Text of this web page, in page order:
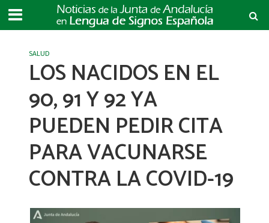
SALUD
LOS NACIDOS EN EL
90, 91 Y 92 YA
PUEDEN PEDIR CITA
PARA VACUNARSE
CONTRA LA COVID-19